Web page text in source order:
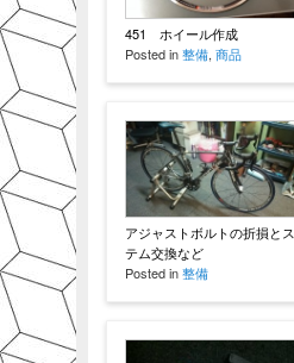
451 ホイール作成
Posted in整備, 商品
アジャストボルトの折損とス
テム交換など
Posted in整備